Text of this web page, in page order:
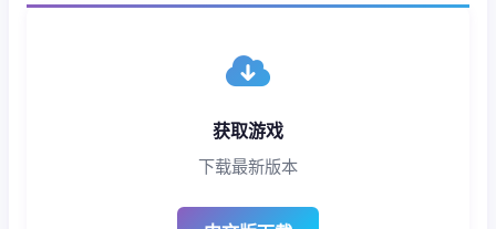
获取游戏
下载最新版本